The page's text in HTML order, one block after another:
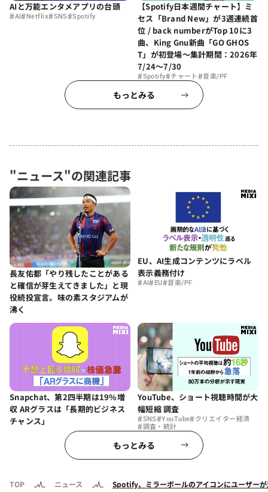
AIと万能エンタメアプリの台頭
#AI# Netflix#SNS#Spotify
【Spotify日本週間チャート】ミ
セス「Brand New」が3週連続首
位 / back numberがTop 10に3
曲、King Gnu新曲「GO GHOS
T」が初登場〜集計期間：2026年
7/24〜7/30
#Spotify#チャート#音楽/PF
もっとみる
"ニュース"の関連記事
長友佑都「やり残したことがある
と確信が芽生えてきました」と現
役続投宣言。味の素スタジアムが
沸く
EU、AI生成コンテンツにラベル
表示義務付け
#AI# EU#音楽/PF
Snapchat、第2四半期は19%増
収 ARグラスは「長期的ビジネス
チャンス」
YouTube、ショート視聴時間が大
幅短縮 調査
#SNS#YouTube#クリエイター経済
#調査・統計
もっとみる
TOP ニュース Spotify、ミラーボールのアイコンにユーザー